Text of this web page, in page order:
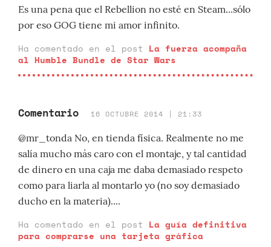
Es una pena que el Rebellion no esté en Steam...sólo
por eso GOG tiene mi amor infinito.
Ha comentado en el post La fuerza acompaña
al Humble Bundle de Star Wars
Comentario 16 OCTUBRE 2014 | 21:33
@mr_tonda No, en tienda física. Realmente no me
salía mucho más caro con el montaje, y tal cantidad
de dinero en una caja me daba demasiado respeto
como para liarla al montarlo yo (no soy demasiado
ducho en la materia)....
Ha comentado en el post La guía definitiva
para comprarse una tarjeta gráfica